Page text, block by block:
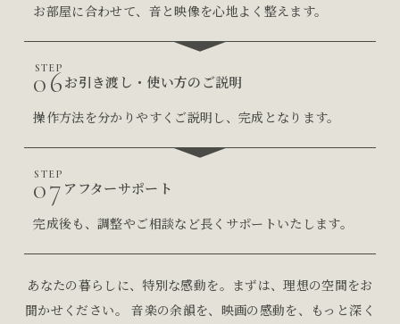
お部屋に合わせて、音と映像を心地よく整えます。
STEP
06お引き渡し・使い方のご説明
操作方法を分かりやすくご説明し、完成となります。
STEP
07 アフターサポート
完成後も、調整やご相談など長くサポートいたします。
あなたの暮らしに、特別な感動を。まずは、理想の空間をお
聞かせください。音楽の余韻を、映画の感動を、もっと深く